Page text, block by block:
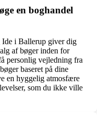
en boghandel
Ide i Ballerup giver dig
af bøger inden for
personlig vejledning fra
baseret på dine
en hyggelig atmosfære
som du ikke ville